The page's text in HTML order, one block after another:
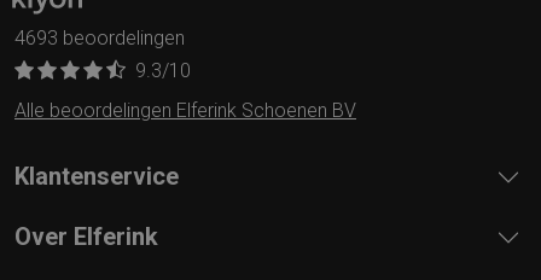
4693 beoordelingen
9.3/10
Alle beoordelingen Elferink Schoenen BV
Klantenservice
Over Elferink